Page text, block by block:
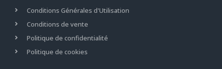
Conditions Générales d'Utilisation
Conditions de vente
Politique de confidentialité
Politique de cookies